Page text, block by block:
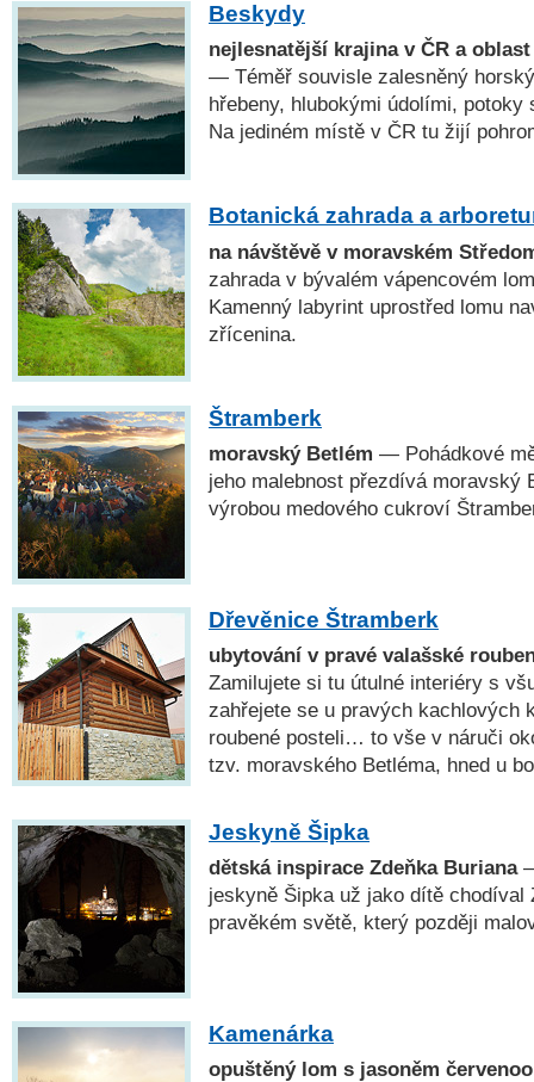
Beskydy
nejlesnatější krajina v ČR a
— Téměř souvisle zalesněný
hřebeny, hlubokými údolími, potoky
Na jediném místě v ČR tu žijí
Botanická zahrada a
na návštěvě v moravském
zahrada v bývalém vápencovém
Kamenný labyrint uprostřed lomu
zřícenina.
Štramberk
moravský Betlém — Pohádkové
jeho malebnost přezdívá moravský
výrobou medového cukroví
Dřevěnice Štramberk
ubytování v pravé valašské
Zamilujete si tu útulné interiéry s
zahřejete se u pravých kachlových
roubené posteli… to vše v náruči
tzv. moravského Betléma, hned u
Jeskyně Šipka
dětská inspirace Zdeňka Buriana—
jeskyně Šipka už jako dítě chodíval
pravěkém světě, který později
Kamenárka
opuštěný lom s jasoněm